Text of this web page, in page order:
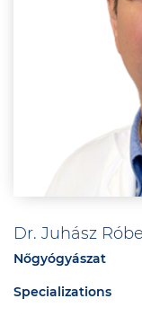
Dr. Juhász
Nőgyógyászat
Specializations